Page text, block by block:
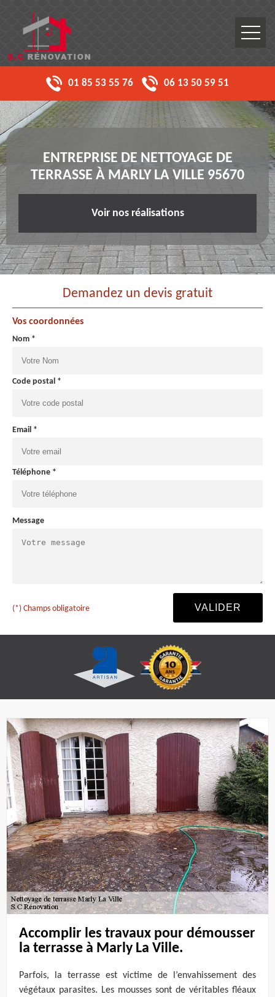
01 85 53 55 76 06 13 50 59 51
ENTREPRISE DE NETTOYAGE DE
TERRASSE À MARLY LA VILLE 95670
Voir nos réalisations
Demandez un devis gratuit
Vos coordonnées
Nom *
Code postal *
Email *
Téléphone *
Message
(*) Champs obligatoire
Accomplir les travaux pour démousser
la terrasse à Marly La Ville.
Parfois, la terrasse est victime de l’envahissement des
végétaux parasites. Les mousses sont de véritables fléaux